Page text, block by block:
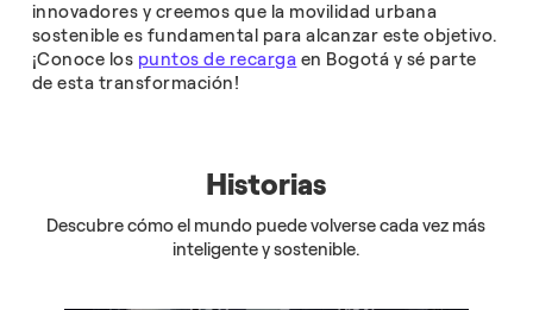
innovadores y creemos que la movilidad urbana
sostenible es fundamental para alcanzar este objetivo.
¡Conoce los puntos de recarga en Bogotá y sé parte
de esta transformación!
Historias
Descubre cómo el mundo puede volverse cada vez más
inteligente y sostenible.